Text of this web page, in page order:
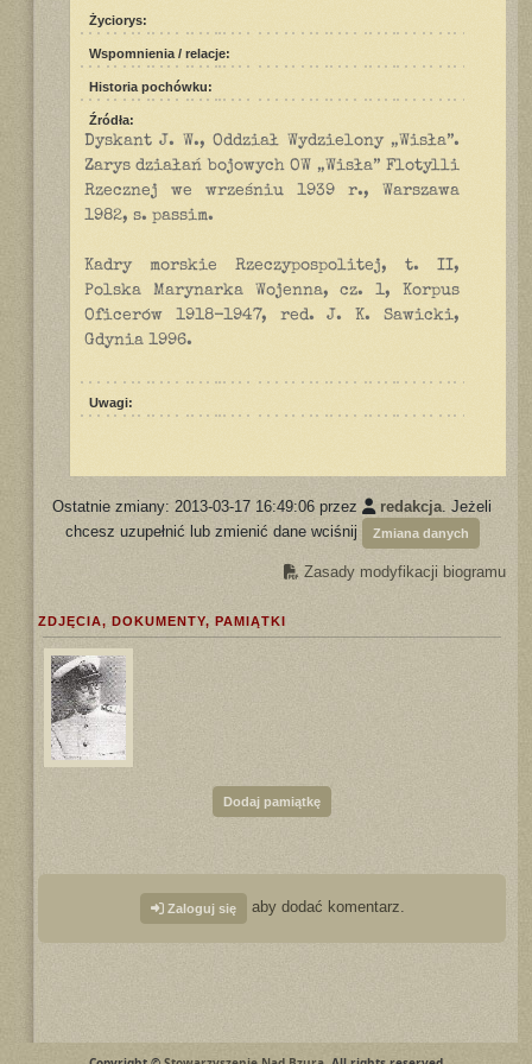
Życiorys:
Wspomnienia / relacje:
Historia pochówku:
Źródła:
Dyskant J. W., Oddział Wydzielony „Wisła”.
Zarys działań bojowych OW „Wisła” Flotylli
Rzecznej we wrześniu 1939 r., Warszawa
1982, s. passim.
Kadry morskie Rzeczypospolitej, t. II,
Polska Marynarka Wojenna, cz. 1, Korpus
Oficerów 1918-1947, red. J. K. Sawicki,
Gdynia 1996.
Uwagi:
Ostatnie zmiany: 2013-03-17 16:49:06 przez redakcja. Jeżeli
chcesz uzupełnić lub zmienić dane wciśnij
Zmiana danych
Zasady modyfikacji biogramu
ZDJĘCIA, DOKUMENTY, PAMIĄTKI
Dodaj pamiątkę
Zaloguj się aby dodać komentarz.